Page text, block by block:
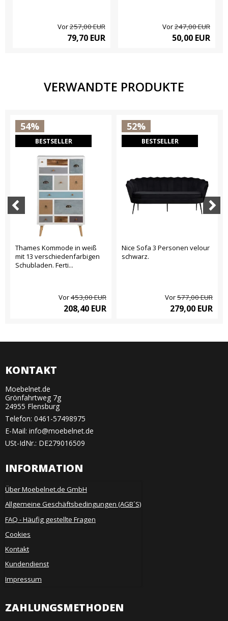
Vor257,00 EUR
79,70 EUR
Vor247,00 EUR
50,00 EUR
VERWANDTE PRODUKTE
54%
BESTSELLER
Thames Kommode in weiß
mit 13 verschiedenfarbigen
Schubladen. Ferti...
Vor453,00 EUR
208,40 EUR
52%
BESTSELLER
Nice Sofa 3 Personen velour
schwarz.
Vor577,00 EUR
279,00 EUR
KONTAKT
Moebelnet.de
Grönfahrtweg 7g
24955 Flensburg
Telefon: 0461-57498975
E-Mail: info@moebelnet.de
USt-IdNr.: DE279016509
INFORMATION
Über Moebelnet.de GmbH
Allgemeine Geschäftsbedingungen (AGB´S)
FAQ - Häufig gestellte Fragen
Cookies
Kontakt
Kundendienst
Impressum
ZAHLUNGSMETHODEN